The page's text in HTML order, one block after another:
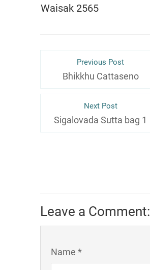
Waisak 2565
Previous Post
Bhikkhu Cattaseno
Next Post
Sigalovada Sutta bag 1
Leave a Comment:
Name *